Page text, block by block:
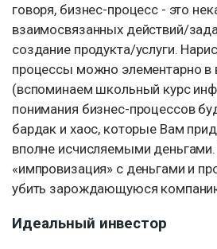
говоря, бизнес-процесс - это
взаимосвязанных действий/
создание продукта/услуги.
процессы можно элементарно в
(вспоминаем школьный курс
понимания бизнес-процессов
бардак и хаос, которые Вам
вполне исчисляемыми деньгами.
«импровизация» с деньгами и
убить зарождающуюся
Идеальный инвестор